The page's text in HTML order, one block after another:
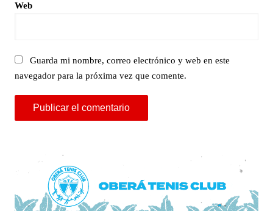
Web
Guarda mi nombre, correo electrónico y web en este
navegador para la próxima vez que comente.